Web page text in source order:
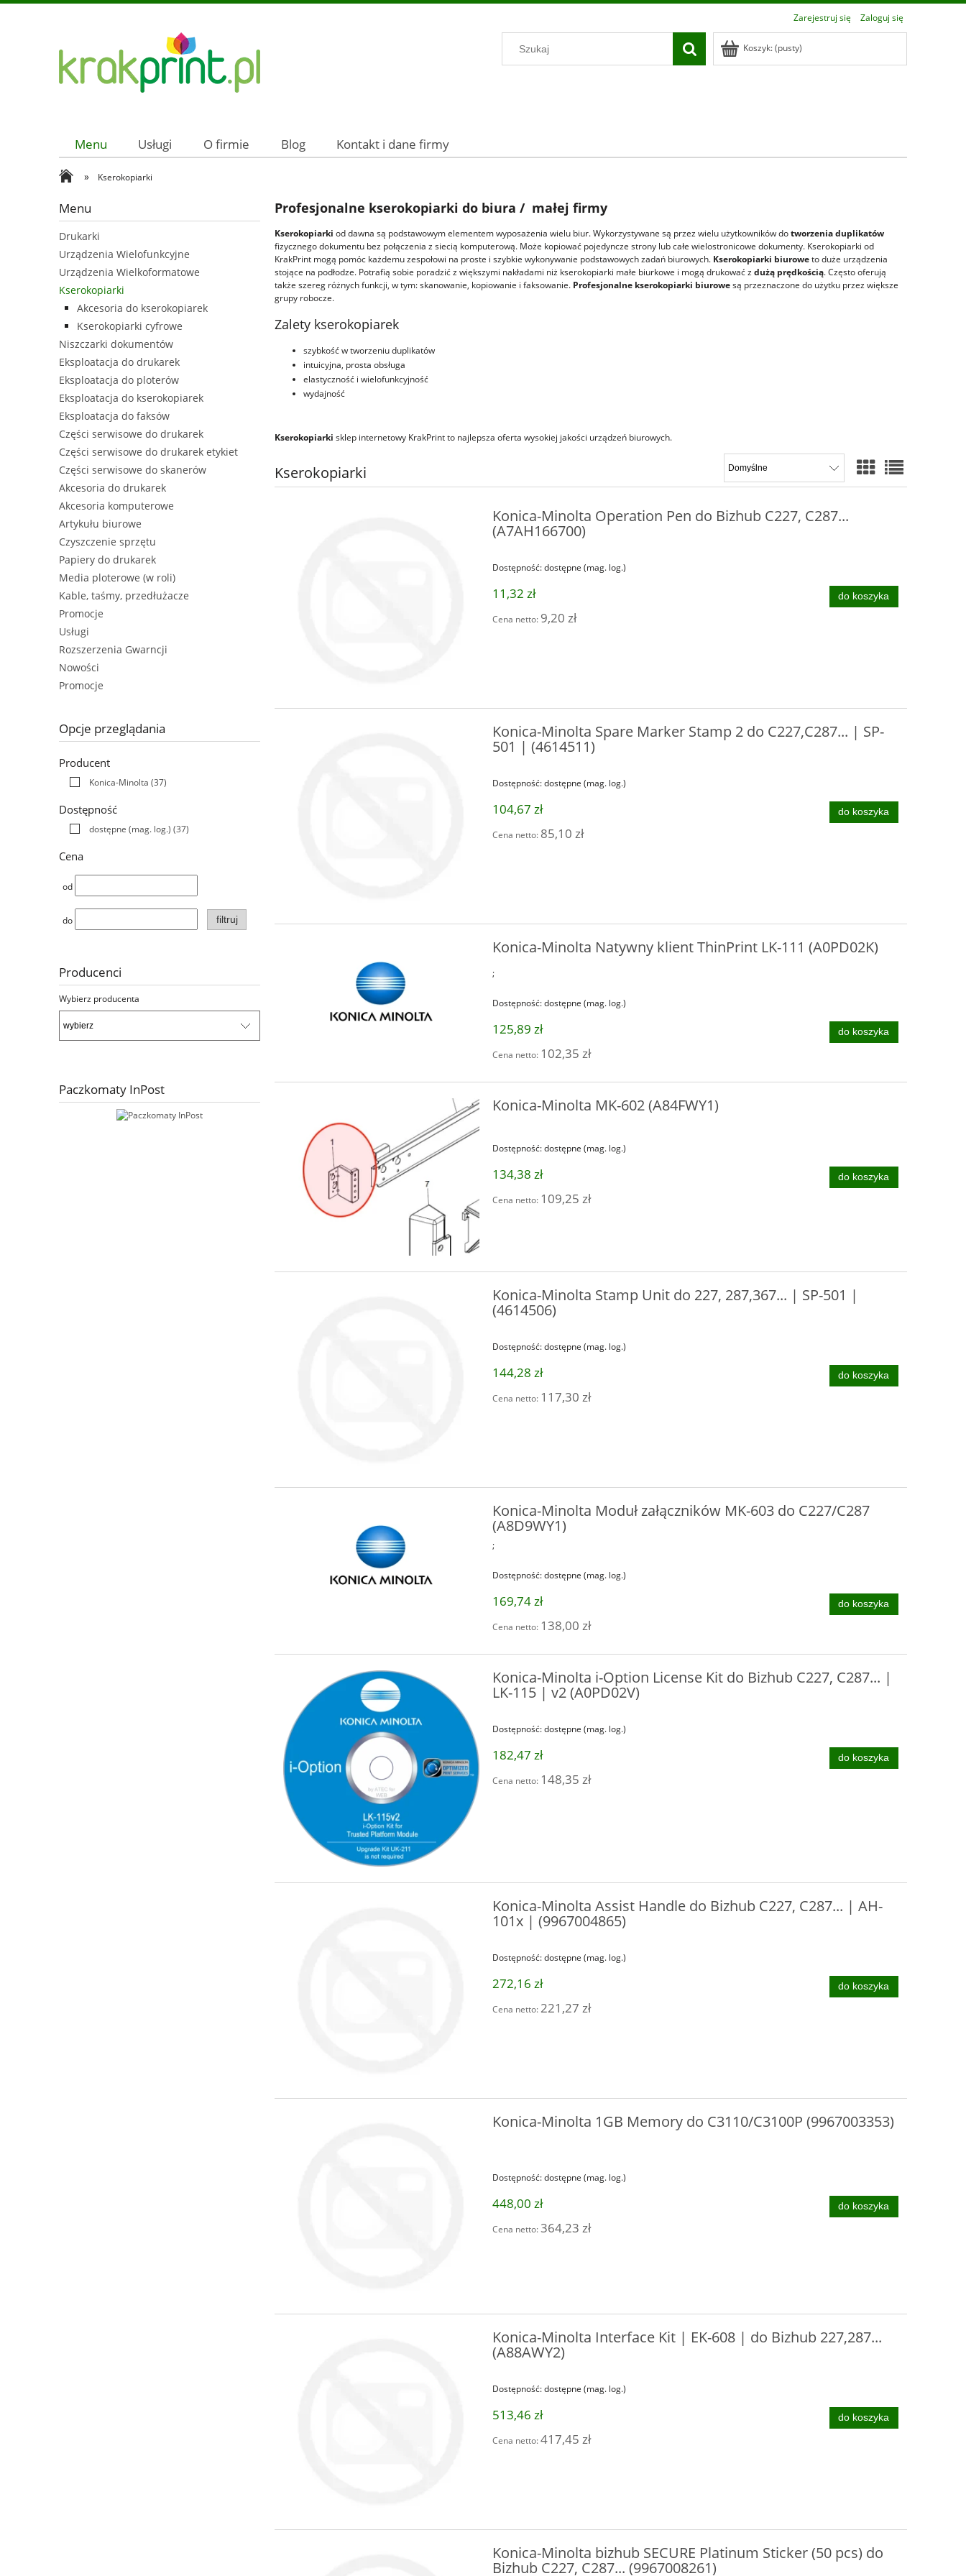
Zarejestruj się Zaloguj się
Koszyk:(pusty)
Menu Usługi O firmie Blog Kontakt i dane firmy
» Kserokopiarki
Menu
Drukarki
Urządzenia Wielofunkcyjne
Urządzenia Wielkoformatowe
Kserokopiarki
Akcesoria do kserokopiarek
Kserokopiarki cyfrowe
Niszczarki dokumentów
Eksploatacja do drukarek
Eksploatacja do ploterów
Eksploatacja do kserokopiarek
Eksploatacja do faksów
Części serwisowe do drukarek
Części serwisowe do drukarek etykiet
Części serwisowe do skanerów
Akcesoria do drukarek
Akcesoria komputerowe
Artykułu biurowe
Czyszczenie sprzętu
Papiery do drukarek
Media ploterowe (w roli)
Kable, taśmy, przedłużacze
Promocje
Usługi
Rozszerzenia Gwarncji
Nowości
Promocje
Opcje przeglądania
Producent
Konica-Minolta (37)
Dostępność
dostępne (mag. log.) (37)
Cena
od
do filtruj
Producenci
Wybierz producenta
Paczkomaty InPost
Profesjonalne kserokopiarki do biura / małej firmy
Kserokopiarki od dawna są podstawowym elementem wyposażenia wielu biur. Wykorzystywane są przez wielu użytkowników dotworzenia duplikatów
fizycznego dokumentu bez połączenia z siecią komputerową. Może kopiować pojedyncze strony lub całe wielostronicowe dokumenty. Kserokopiarki od
KrakPrint mogą pomóc każdemu zespołowi na proste i szybkie wykonywanie podstawowych zadań biurowych. Kserokopiarki biuroweto duże urządzenia
stojące na podłodze. Potrafią sobie poradzić z większymi nakładami niż kserokopiarki małe biurkowe i mogą drukować zdużą prędkością. Często oferują
także szereg różnych funkcji, w tym: skanowanie, kopiowanie i faksowanie. Profesjonalne kserokopiarki biurowesą przeznaczone do użytku przez większe
grupy robocze.
Zalety kserokopiarek
szybkość w tworzeniu duplikatów
intuicyjna, prosta obsługa
elastyczność i wielofunkcyjność
wydajność
Kserokopiarki sklep internetowy KrakPrint to najlepsza oferta wysokiej jakości urządzeń biurowych.
Kserokopiarki
Konica-Minolta Operation Pen do Bizhub C227, C287...
(A7AH166700)
Dostępność:dostępne (mag. log.)
11,32 zł
Cena netto: 9,20 zł
do koszyka
Konica-Minolta Spare Marker Stamp 2 do C227,C287... | SP-
501 | (4614511)
Dostępność:dostępne (mag. log.)
104,67 zł
Cena netto: 85,10 zł
do koszyka
Konica-Minolta Natywny klient ThinPrint LK-111 (A0PD02K)
;
Dostępność:dostępne (mag. log.)
125,89 zł
Cena netto: 102,35 zł
do koszyka
Konica-Minolta MK-602 (A84FWY1)
Dostępność:dostępne (mag. log.)
134,38 zł
Cena netto: 109,25 zł
do koszyka
Konica-Minolta Stamp Unit do 227, 287,367... | SP-501 |
(4614506)
Dostępność:dostępne (mag. log.)
144,28 zł
Cena netto: 117,30 zł
do koszyka
Konica-Minolta Moduł załączników MK-603 do C227/C287
(A8D9WY1)
;
Dostępność:dostępne (mag. log.)
169,74 zł
Cena netto: 138,00 zł
do koszyka
Konica-Minolta i-Option License Kit do Bizhub C227, C287... |
LK-115 | v2 (A0PD02V)
Dostępność:dostępne (mag. log.)
182,47 zł
Cena netto: 148,35 zł
do koszyka
Konica-Minolta Assist Handle do Bizhub C227, C287... | AH-
101x | (9967004865)
Dostępność:dostępne (mag. log.)
272,16 zł
Cena netto:221,27 zł
do koszyka
Konica-Minolta 1GB Memory do C3110/C3100P (9967003353)
Dostępność:dostępne (mag. log.)
448,00 zł
Cena netto:364,23 zł
do koszyka
Konica-Minolta Interface Kit | EK-608 | do Bizhub 227,287...
(A88AWY2)
Dostępność:dostępne (mag. log.)
513,46 zł
Cena netto:417,45 zł
do koszyka
Konica-Minolta bizhub SECURE Platinum Sticker (50 pcs) do
Bizhub C227, C287... (9967008261)